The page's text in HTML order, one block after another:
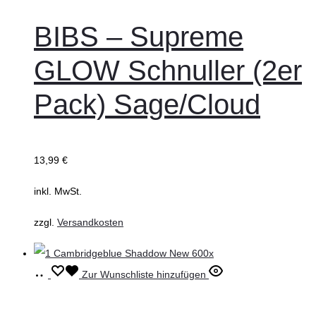
mehrere
Varianten
auf.
Die
der
werden
BIBS – Supreme
GLOW Schnuller (2er
Pack) Sage/Cloud
13,99 €
inkl. MwSt.
zzgl. Versandkosten
In
Zur Wunschliste hinzufügen